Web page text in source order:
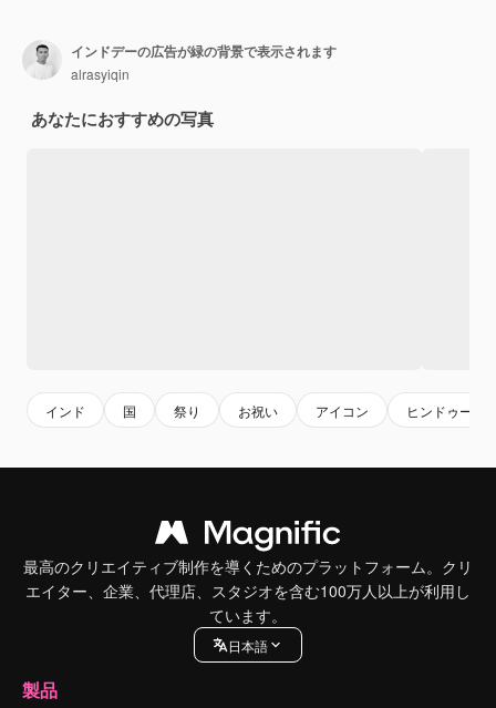
インドデーの広告が緑の背景で表示されます
alrasyiqin
あなたにおすすめの写真
インド 国 祭り お祝い アイコン ヒンドゥー
最高のクリエイティブ制作を導くためのプラットフォーム。クリ
エイター、企業、代理店、スタジオを含む100万人以上が利用し
ています。
日本語
製品